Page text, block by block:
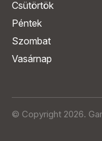
Csütörtök
Péntek
Szombat
Vasárnap
© Copyright 2026.